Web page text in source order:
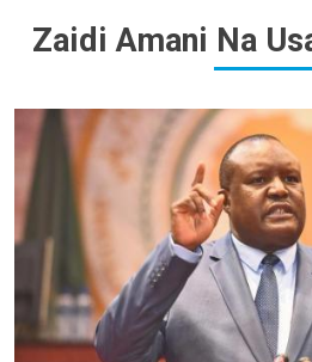
Zaidi Amani Na